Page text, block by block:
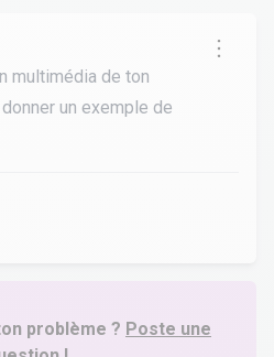
multimédia de ton
un exemple de
problème ? Poste une